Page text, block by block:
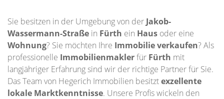
Sie besitzen in der Umgebung von der Jakob-
Wassermann-Straße in Fürth ein Haus oder eine
Wohnung? Sie möchten Ihre Immobilieverkaufen? Als
professionelle Immobilienmaklerfür Fürth mit
langjähriger Erfahrung sind wir der richtige Partner für Sie.
Das Team von Hegerich Immobilien besitztexzellente
lokale Marktkenntnisse. Unsere Profis wickeln den